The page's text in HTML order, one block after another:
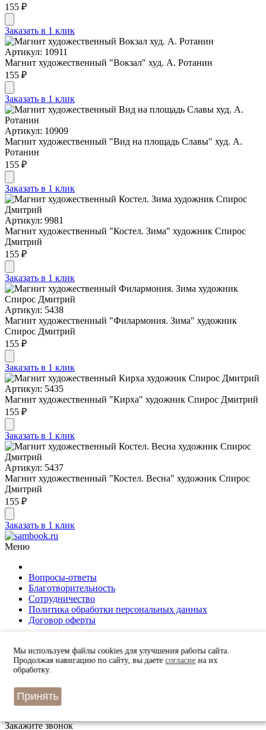
155 ₽
Заказать в 1 клик
Артикул: 10911
Магнит художественный "Вокзал" худ. А. Ротанин
155 ₽
Заказать в 1 клик
Артикул: 10909
Магнит художественный "Вид на площадь Славы" худ. А.
Ротанин
155 ₽
Заказать в 1 клик
Артикул: 9981
Магнит художественный "Костел. Зима" художник Спирос
Дмитрий
155 ₽
Заказать в 1 клик
Артикул: 5438
Магнит художественный "Филармония. Зима" художник
Спирос Дмитрий
155 ₽
Заказать в 1 клик
Артикул: 5435
Магнит художественный "Кирха" художник Спирос Дмитрий
155 ₽
Заказать в 1 клик
Артикул: 5437
Магнит художественный "Костел. Весна" художник Спирос
Дмитрий
155 ₽
Заказать в 1 клик
Меню
Вопросы-ответы
Благотворительность
Сотрудничество
Политика обработки персональных данных
Договор оферты
+7 (846) 332-67-81
Самара, ул. Фрунзе, 145
Получить консультацию
Остались вопросы? Закажите звонок и мы перезвоним Вам.
© 2010 – 2026 г. sambook.ru
Закажите звонок
Мы используем файлы cookies для улучшения работы сайта.
Продолжая навигацию по сайту, вы даетесогласиена их
обработку.
Принять